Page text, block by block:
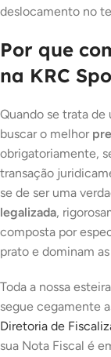
deslocamento no
Por que
na KRC
Quando se trata
buscar o melhor
obrigatoriamente,
transação
se de ser uma
legalizada,
composta por
prato e dominam
Toda a nossa
segue cegamente
Diretoria de
sua Nota Fiscal é